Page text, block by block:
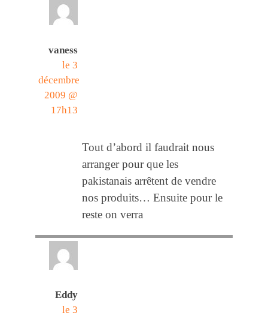
vaness
le 3
décembre
2009 @
17h13
Tout d’abord il faudrait nous
arranger pour que les
pakistanais arrêtent de vendre
nos produits… Ensuite pour le
reste on verra
Eddy
le 3